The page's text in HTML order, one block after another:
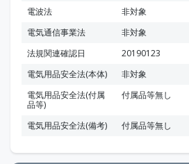
電波法
非対象
電気通信事業法
非対象
法規関連確認日
20190123
電気用品安全法(本体)
非対象
電気用品安全法(付属
品等)
付属品等無し
電気用品安全法(備考) 付属品等無し